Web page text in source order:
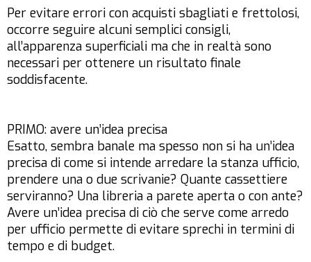
Per evitare errori con acquisti sbagliati e frettolosi,
occorre seguire alcuni semplici consigli,
all’apparenza superficiali ma che in realtà sono
necessari per ottenere un risultato finale
soddisfacente.
PRIMO: avere un’idea precisa
Esatto, sembra banale ma spesso non si ha un’idea
precisa di come si intende arredare la stanza ufficio,
prendere una o due scrivanie? Quante cassettiere
serviranno? Una libreria a parete aperta o con ante?
Avere un’idea precisa di ciò che serve come arredo
per ufficio permette di evitare sprechi in termini di
tempo e di budget.